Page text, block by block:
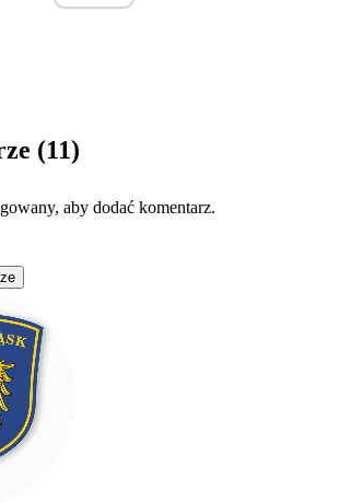
(11)
aby dodać komentarz.